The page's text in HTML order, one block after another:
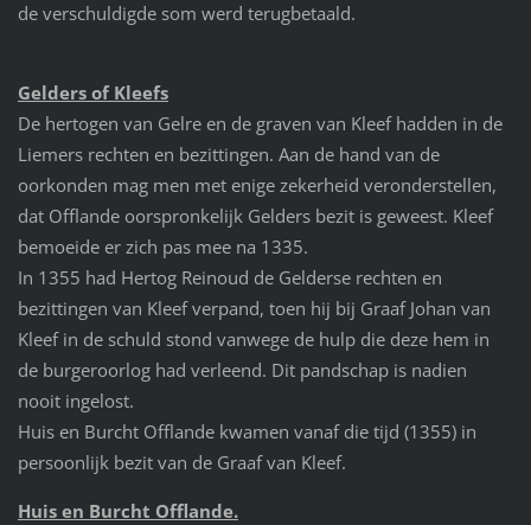
de verschuldigde som werd terugbetaald.
Gelders of Kleefs
De hertogen van Gelre en de graven van Kleef hadden in de
Liemers rechten en bezittingen. Aan de hand van de
oorkonden mag men met enige zekerheid veronderstellen,
dat Offlande oorspronkelijk Gelders bezit is geweest. Kleef
bemoeide er zich pas mee na 1335.
In 1355 had Hertog Reinoud de Gelderse rechten en
bezittingen van Kleef verpand, toen hij bij Graaf Johan van
Kleef in de schuld stond vanwege de hulp die deze hem in
de burgeroorlog had verleend. Dit pandschap is nadien
nooit ingelost.
Huis en Burcht Offlande kwamen vanaf die tijd (1355) in
persoonlijk bezit van de Graaf van Kleef.
Huis en Burcht Offlande.